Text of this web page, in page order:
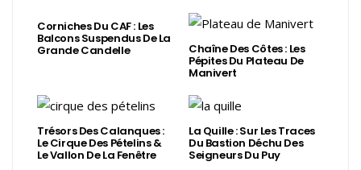
Corniches Du CAF : Les
Balcons Suspendus De La
Grande Candelle Chaîne Des Côtes : Les
Pépites Du Plateau De
Manivert
Trésors Des Calanques :
Le Cirque Des Pételins &
Le Vallon De La Fenêtre
La Quille : Sur Les Traces
Du Bastion Déchu Des
Seigneurs Du Puy